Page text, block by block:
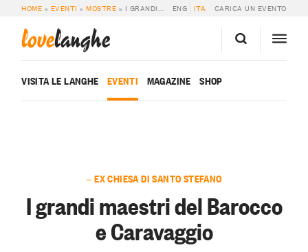
HOME » EVENTI »MOSTRE » I GRANDI MAESTRI DEL BAROCCO E CARAVAGGIO ENG ITA CARICA UN EVENTO
lovelanghe
VISITA LE LANGHE EVENTI MAGAZINE SHOP
— EX CHIESA DI SANTO STEFANO
I grandi maestri del Barocco
e Caravaggio